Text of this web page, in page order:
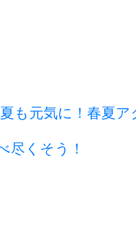
も元気に！春夏ア
尽くそう！